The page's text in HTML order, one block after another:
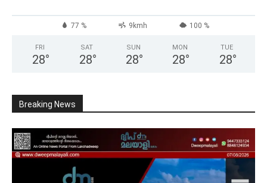
77 % 9kmh 100 %
FRI
28°
SAT
28°
SUN
28°
MON
28°
TUE
28°
Breaking News